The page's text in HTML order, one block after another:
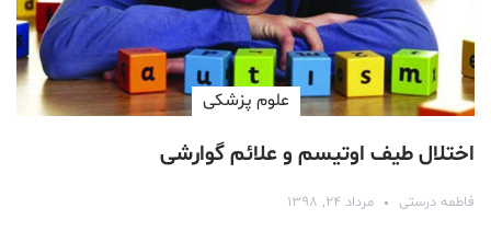
علوم پزشكی
اختلال طیف اوتیسم و علائم گوارشی
فاطمه درستی مرداد ۲۴, ۱۳۹۸